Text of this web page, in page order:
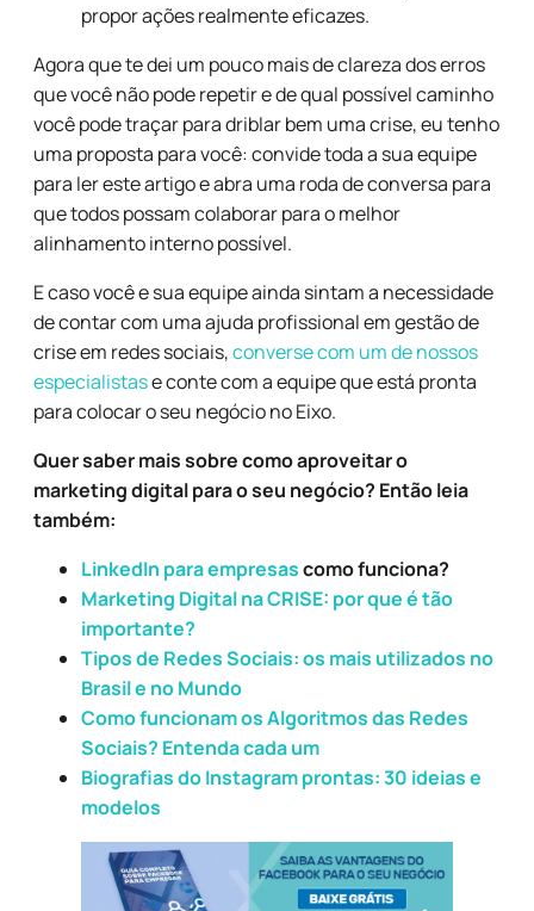
propor ações realmente eficazes.
Agora que te dei um pouco mais de clareza dos erros
que você não pode repetir e de qual possível caminho
você pode traçar para driblar bem uma crise, eu tenho
uma proposta para você: convide toda a sua equipe
para ler este artigo e abra uma roda de conversa para
que todos possam colaborar para o melhor
alinhamento interno possível.
E caso você e sua equipe ainda sintam a necessidade
de contar com uma ajuda profissional em gestão de
crise em redes sociais,converse com um de nossos
especialistase conte com a equipe que está pronta
para colocar o seu negócio no Eixo.
Quer saber mais sobre como aproveitar o
marketing digital para o seu negócio? Então leia
também:
LinkedIn para empresascomo funciona?
Marketing Digital na CRISE: por que é tão
importante?
Tipos de Redes Sociais: os mais utilizados no
Brasil e no Mundo
Como funcionam os Algoritmos das Redes
Sociais? Entenda cada um
Biografias do Instagram prontas: 30 ideias e
modelos